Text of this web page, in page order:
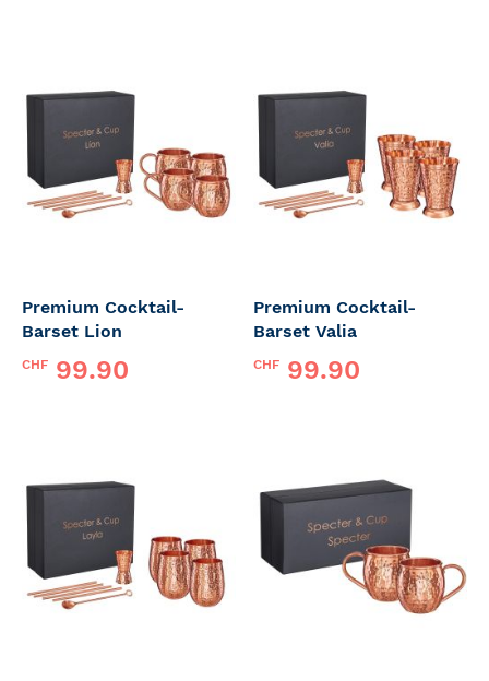
Premium Cocktail-
Barset Lion
CHF 99.90
Premium Cocktail-
Barset Valia
CHF 99.90